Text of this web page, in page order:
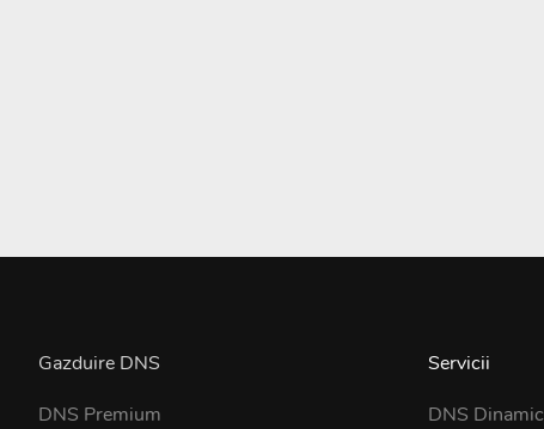
Gazduire DNS
DNS Premium
Servicii
DNS Dinamic